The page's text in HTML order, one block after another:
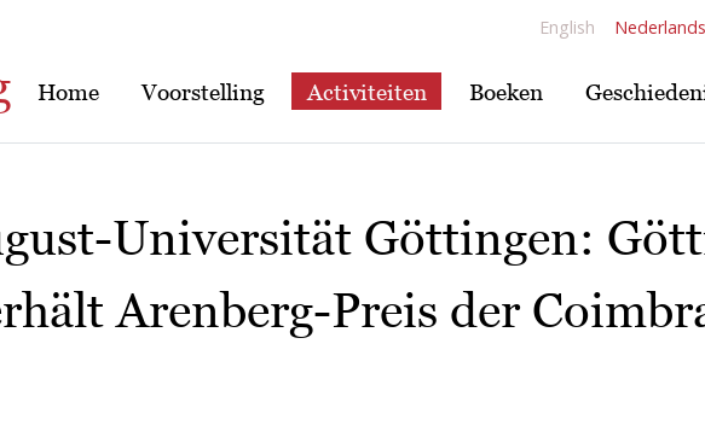
English Nederlands
Home Voorstelling Activiteiten Boeken
Universität Göttingen:
Arenberg-Preis der